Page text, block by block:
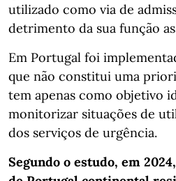
utilizado como via de
detrimento da sua função
Em Portugal foi
que não constitui uma
tem apenas como objetivo
monitorizar situações de
dos serviços de urgência.
Segundo o estudo, em